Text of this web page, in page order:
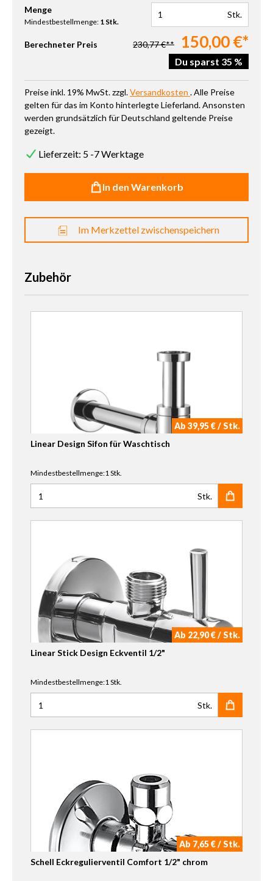
Produkt Anzahl: Gib den gewünschten Wert ein oder benutze
Menge
Mindestbestellmenge: 1 Stk.
Stk.
Berechneter Preis 230,77 €** 150,00 €*
Du sparst 35 %
Preise inkl. 19% MwSt. zzgl.Versandkosten . Alle Preise
gelten für das im Konto hinterlegte Lieferland. Ansonsten
werden grundsätzlich für Deutschland geltende Preise
gezeigt.
Lieferzeit: 5 -7 Werktage
In den Warenkorb
Im Merkzettel zwischenspeichern
Zubehör
Ab 39,95 € / Stk.
Linear Design Sifon für Waschtisch
Mindestbestellmenge:1 Stk.
Anzahl für Linear Design Sifon für Waschtisch
Stk.
Ab 22,90 € / Stk.
Linear Stick Design Eckventil 1/2"
Mindestbestellmenge:1 Stk.
Anzahl für Linear Stick Design Eckventil 1/2"
Stk.
Ab 7,65 € / Stk.
Schell Eckregulierventil Comfort 1/2" chrom